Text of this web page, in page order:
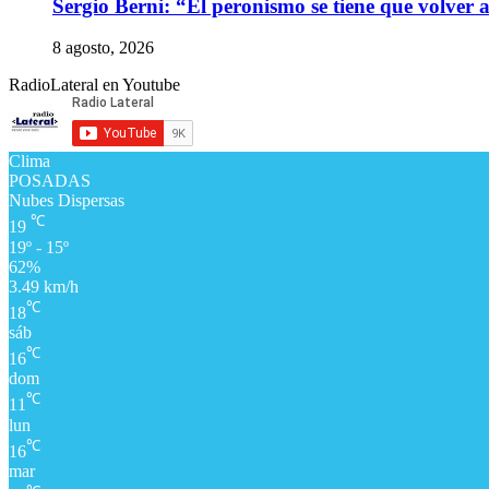
Sergio Berni: “El peronismo se tiene que
8 agosto, 2026
RadioLateral en Youtube
Clima
POSADAS
Nubes Dispersas
19 ℃
19º - 15º
62%
3.49 km/h
18℃
sáb
16℃
dom
11℃
lun
16℃
mar